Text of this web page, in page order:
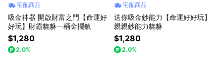
宅配商品
吸金神器 開啟財富之門【命運好
好玩】財霸貔貅一桶金擺鎮
$1,280
2.0%
宅配商品
送你吸金鈔能力【命運好好玩】
親親鈔能力貔貅
$1,280
2.0%